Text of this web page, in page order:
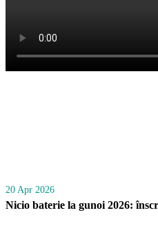
20 Apr 2026
Nicio baterie la gunoi 2026: